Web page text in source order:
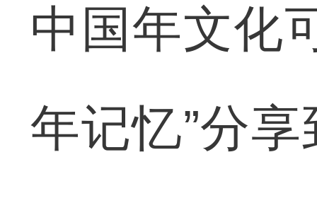
中国年文化
年记忆”分